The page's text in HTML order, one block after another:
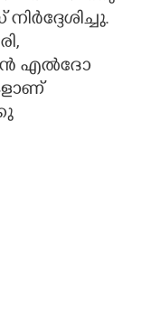
എൽദോ